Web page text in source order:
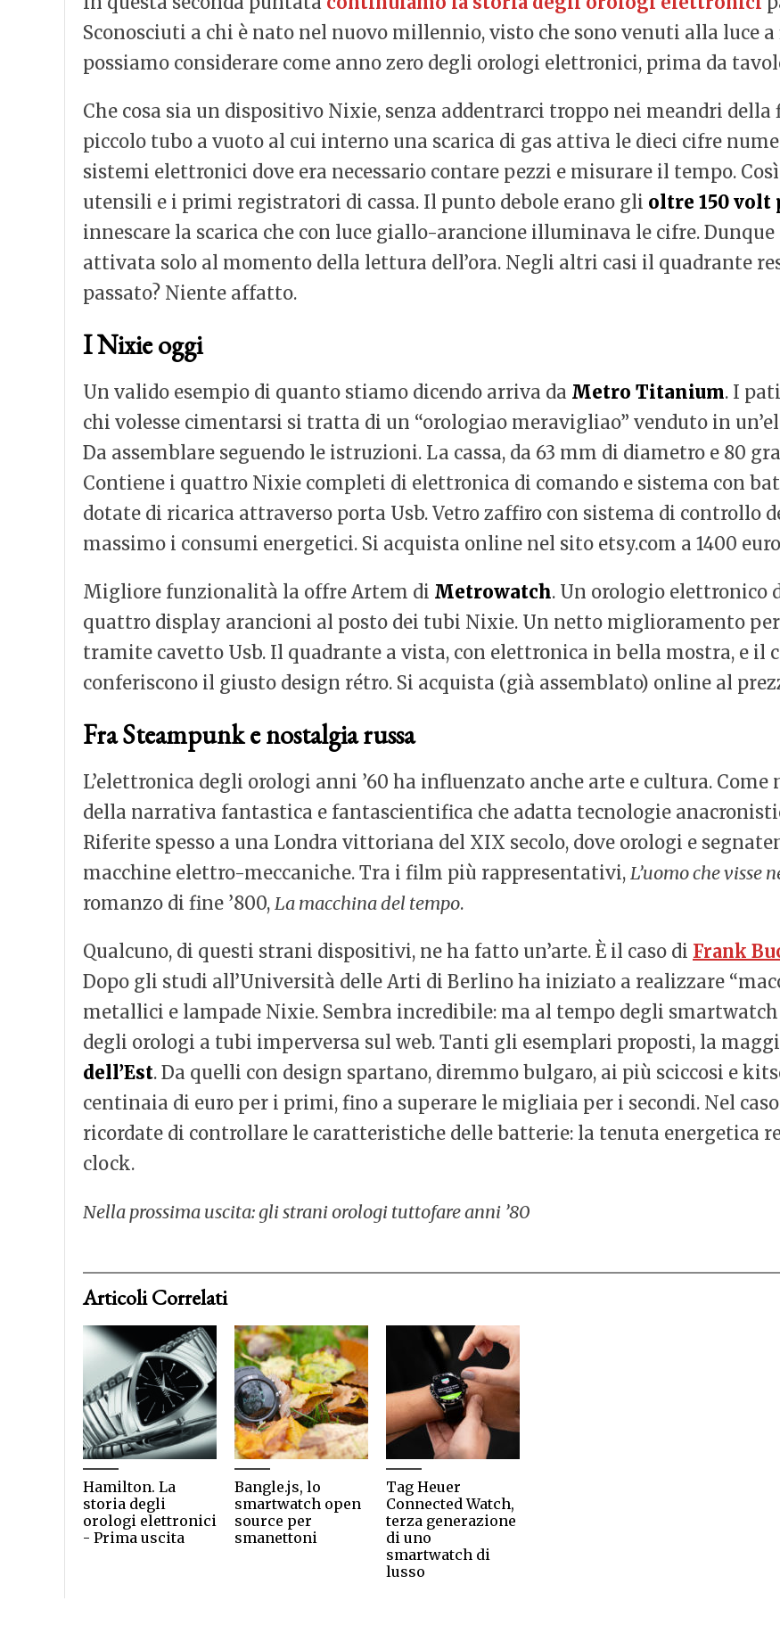
Sconosciuti a chi è nato nel nuovo millennio, visto che sono venuti alla luce a
possiamo considerare come anno zero degli orologi elettronici, prima da
Che cosa sia un dispositivo Nixie, senza addentrarci troppo nei meandri
piccolo tubo a vuoto al cui interno una scarica di gas attiva le dieci cifre
sistemi elettronici dove era necessario contare pezzi e misurare il tempo.
utensili e i primi registratori di cassa. Il punto debole erano gli oltre 150
innescare la scarica che con luce giallo-arancione illuminava le cifre.
attivata solo al momento della lettura dell’ora. Negli altri casi il quadrante
passato? Niente affatto.
I Nixie oggi
Un valido esempio di quanto stiamo dicendo arriva da Metro Titanium. I
chi volesse cimentarsi si tratta di un “orologiao meravigliao” venduto in
Da assemblare seguendo le istruzioni. La cassa, da 63 mm di diametro e 80
Contiene i quattro Nixie completi di elettronica di comando e sistema con
dotate di ricarica attraverso porta Usb. Vetro zaffiro con sistema di controllo
massimo i consumi energetici. Si acquista online nel sito etsy.com a 1400
Migliore funzionalità la offre Artem di Metrowatch. Un orologio elettronico
quattro display arancioni al posto dei tubi Nixie. Un netto miglioramento
tramite cavetto Usb. Il quadrante a vista, con elettronica in bella mostra, e
conferiscono il giusto design rétro. Si acquista (già assemblato) online al
Fra Steampunk e nostalgia russa
L’elettronica degli orologi anni ’60 ha influenzato anche arte e cultura. Come
della narrativa fantastica e fantascientifica che adatta tecnologie
Riferite spesso a una Londra vittoriana del XIX secolo, dove orologi e
macchine elettro-meccaniche. Tra i film più rappresentativi, L’uomo che visse
romanzo di fine ’800, La macchina del tempo.
Qualcuno, di questi strani dispositivi, ne ha fatto un’arte. È il caso di Frank
Dopo gli studi all’Università delle Arti di Berlino ha iniziato a realizzare
metallici e lampade Nixie. Sembra incredibile: ma al tempo degli
degli orologi a tubi imperversa sul web. Tanti gli esemplari proposti, la
dell’Est. Da quelli con design spartano, diremmo bulgaro, ai più sciccosi e
centinaia di euro per i primi, fino a superare le migliaia per i secondi. Nel
ricordate di controllare le caratteristiche delle batterie: la tenuta energetica
clock.
Nella prossima uscita: gli strani orologi tuttofare anni ’80
Articoli Correlati
Hamilton. La
storia degli
orologi elettronici
- Prima uscita
Bangle.js, lo
smartwatch open
source per
smanettoni
Tag Heuer
Connected Watch,
terza generazione
di uno
smartwatch di
lusso